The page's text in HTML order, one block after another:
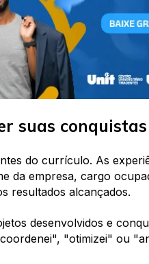
suas conquistas
do currículo. As
da empresa, cargo
resultados alcançados.
desenvolvidos e
"otimizei" ou